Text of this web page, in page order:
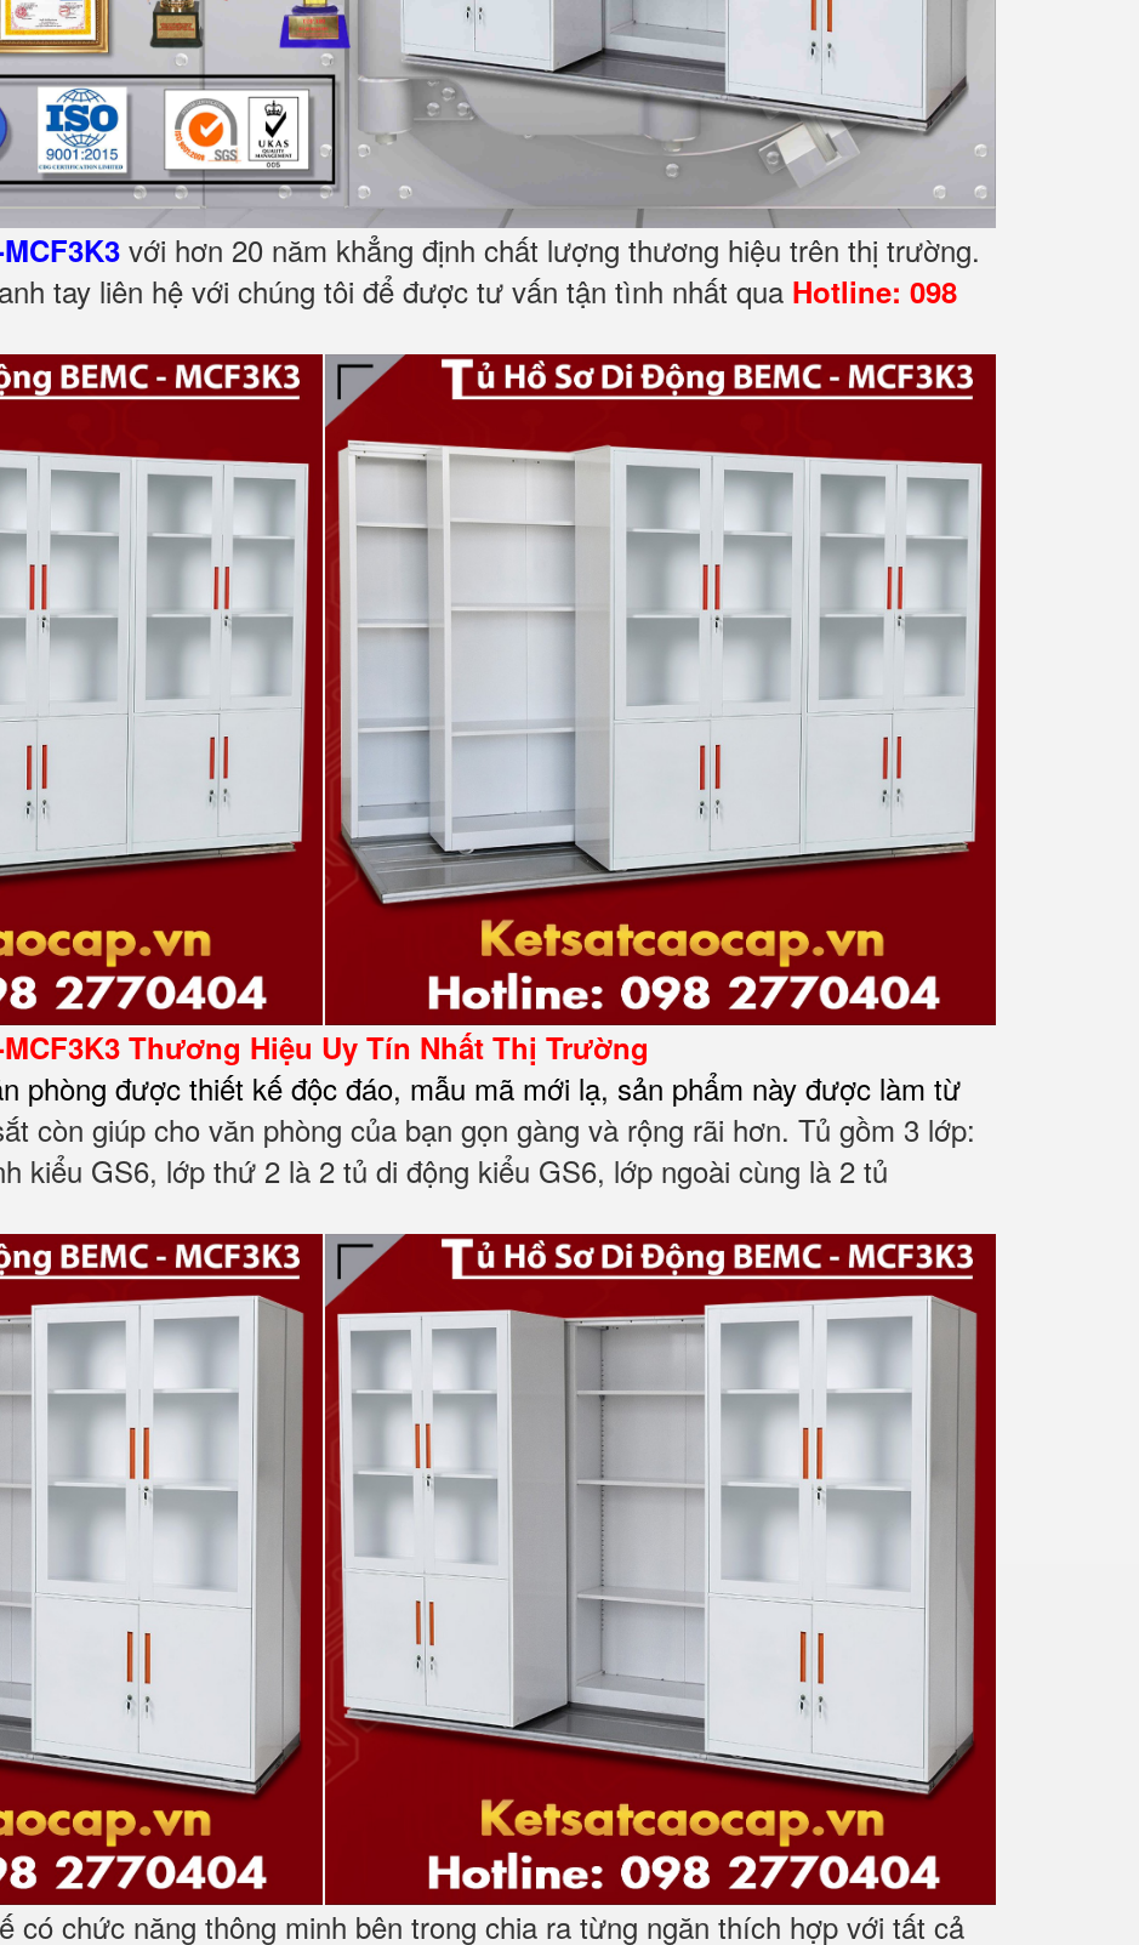
với hơn 20 năm khẳng định chất lượng thương hiệu trên thị trường.
tay liên hệ với chúng tôi để được tư vấn tận tình nhất qua Hotline: 098
MCF3K3 Thương Hiệu Uy Tín Nhất Thị Trường
phòng được thiết kế độc đáo, mẫu mã mới lạ, sản phẩm này được làm từ
còn giúp cho văn phòng của bạn gọn gàng và rộng rãi hơn. Tủ gồm 3 lớp:
kiểu GS6, lớp thứ 2 là 2 tủ di động kiểu GS6, lớp ngoài cùng là 2 tủ
có chức năng thông minh bên trong chia ra từng ngăn thích hợp với tất cả